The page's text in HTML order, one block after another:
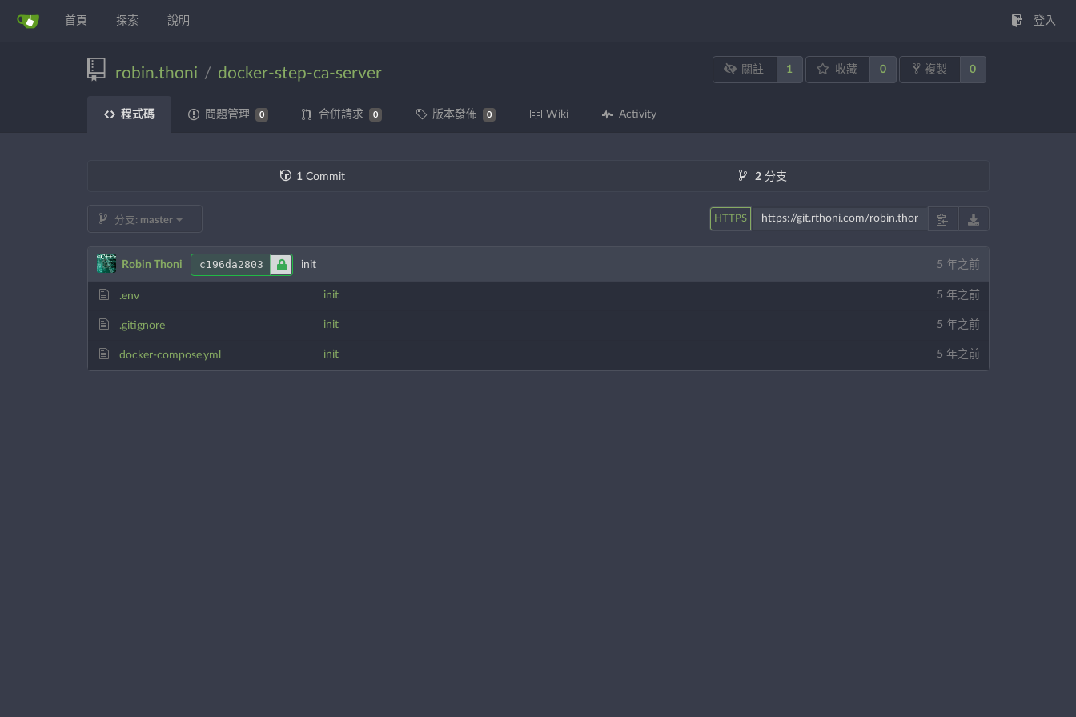
首頁 探索 說明 登入
robin.thoni / docker-step-ca-server 關註 1 收藏 0 複製 0
程式碼 問題管理 0 合併請求 0 版本發佈 0 Wiki Activity
1 Commit 2 分支
分支: master HTTPS
Robin Thoni c196da2803 init 5 年之前
.env init 5 年之前
.gitignore init 5 年之前
docker-compose.yml init 5 年之前